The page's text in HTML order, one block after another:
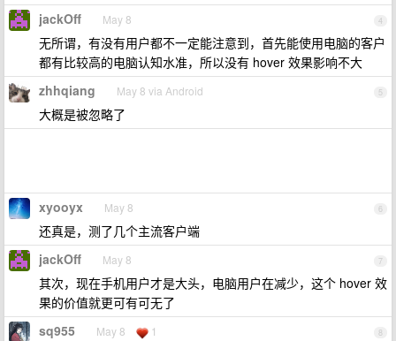
4
jackOff May 8
无所谓，有没有用户都不一定能注意到，首先能使用电脑的客户
都有比较高的电脑认知水准，所以没有 hover 效果影响不大
5
zhhqiang May 8 via Android
大概是被忽略了
6
xyooyx May 8
还真是，测了几个主流客户端
7
jackOff May 8
其次，现在手机用户才是大头，电脑用户在减少，这个 hover 效
果的价值就更可有可无了
8
sq955 May 8 1